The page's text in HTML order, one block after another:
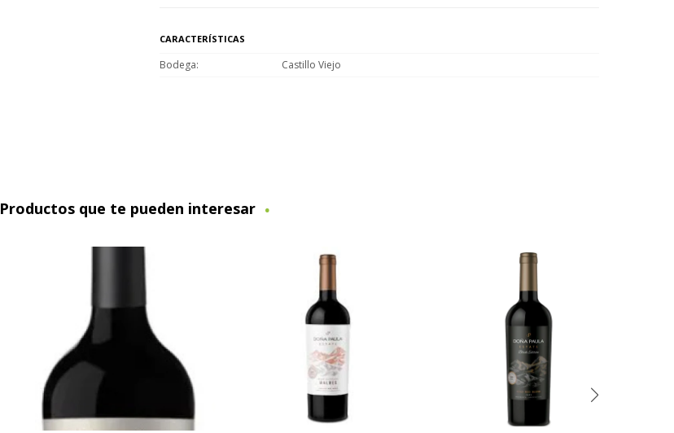
CARACTERÍSTICAS
Bodega Castillo Viejo
Productos que te pueden interesar